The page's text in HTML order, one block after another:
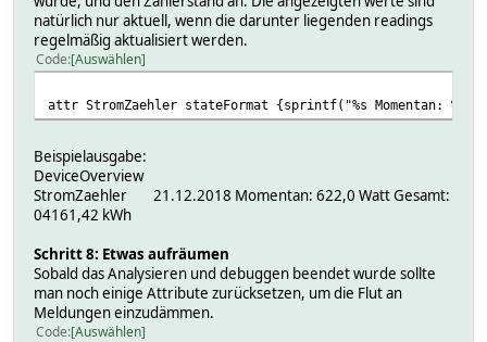
natürlich nur aktuell, wenn die darunter liegenden readings
regelmäßig aktualisiert werden.
Code Auswählen
attr StromZaehler stateFormat {sprintf("%s Momentan:
Beispielausgabe:
DeviceOverview
StromZaehler 21.12.2018 Momentan: 622,0 Watt Gesamt:
04161,42 kWh
Schritt 8: Etwas aufräumen
Sobald das Analysieren und debuggen beendet wurde sollte
man noch einige Attribute zurücksetzen, um die Flut an
Meldungen einzudämmen.
Code Auswählen